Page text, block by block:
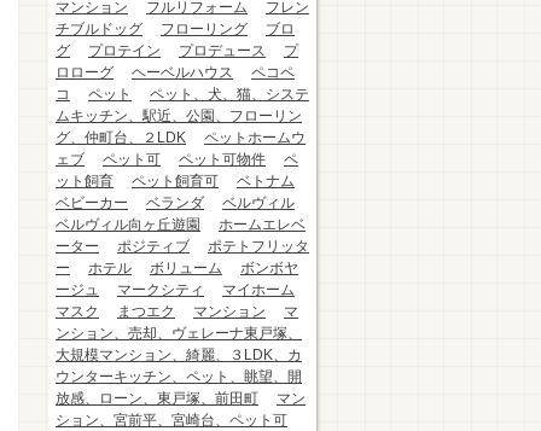
マンション フルリフォーム
フレン
チブルドッグ
フローリング
ブロ
グ
プロテイン プロデュース
プ
ロローグ
ヘーベルハウス
ペコペ
コ
ペット
ペット、犬、猫、システ
ムキッチン、駅近、公園、フローリン
グ、仲町台、２LDK
ペットホームウ
ェブ
ペット可 ペット可物件
ペ
ット飼育
ペット飼育可
ベトナム
ベビーカー
ベランダ
ベルヴィル
ベルヴィル向ヶ丘遊園
ホームエレベ
ーター
ポジティブ
ポテトフリッタ
ー
ホテル ボリューム
ボンボヤ
ージュ
マークシティ
マイホーム
マスク
まつエク マンション
マ
ンション、売却、ヴェレーナ東戸塚、
大規模マンション、綺麗、３LDK、カ
ウンターキッチン、ペット、眺望、開
放感、ローン、東戸塚、前田町
マン
ション、宮前平、宮崎台、ペット可